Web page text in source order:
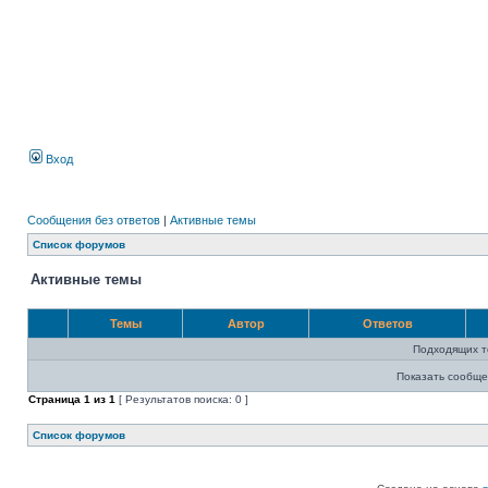
Вход
Сообщения без ответов | Активные темы
Список форумов
Активные темы
Темы Автор Ответов
Подходящих
Показать
Страница 1 из 1 [ Результатов поиска: 0 ]
Список форумов